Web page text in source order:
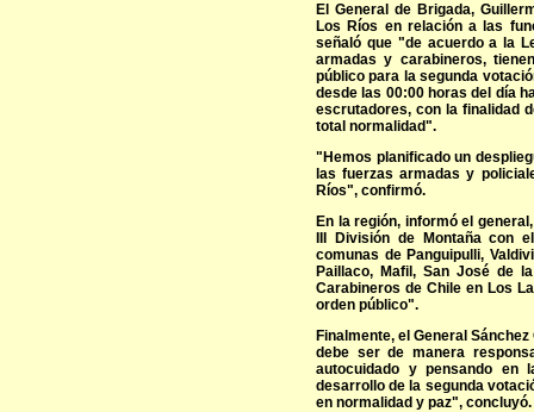
El General de Brigada,
Los Ríos en relación a las
señaló que "de acuerdo a la
armadas y carabineros,
público para la segunda
desde las 00:00 horas del día
escrutadores, con la finalidad
total normalidad".
"Hemos planificado un
las fuerzas armadas y
Ríos", confirmó.
En la región, informó el
III División de Montaña con
comunas de Panguipulli,
Paillaco, Mafil, San José de
Carabineros de Chile en Los
orden público".
Finalmente, el General
debe ser de manera
autocuidado y pensando en
desarrollo de la segunda
en normalidad y paz", concluyó.